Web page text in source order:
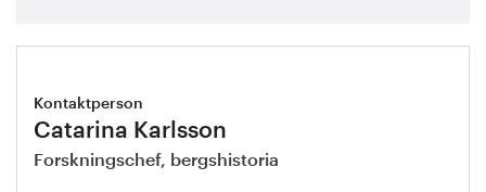
Kontaktperson
Catarina Karlsson
Forskningschef, bergshistoria